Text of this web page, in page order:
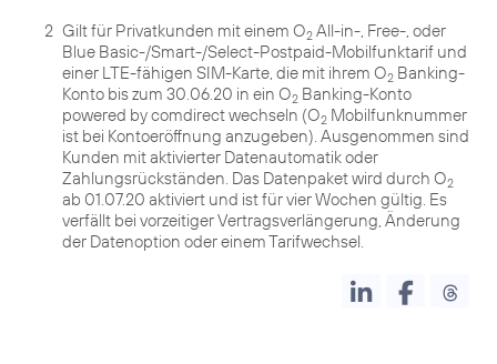
2 Gilt für Privatkunden mit einem O2 All-in-, Free-, oder
Blue Basic-/Smart-/Select-Postpaid-Mobilfunktarif und
einer LTE-fähigen SIM-Karte, die mit ihrem O2 Banking-
Konto bis zum 30.06.20 in ein O2 Banking-Konto
powered by comdirect wechseln (O2 Mobilfunknummer
ist bei Kontoeröffnung anzugeben). Ausgenommen sind
Kunden mit aktivierter Datenautomatik oder
Zahlungsrückständen. Das Datenpaket wird durch O2
ab 01.07.20 aktiviert und ist für vier Wochen gültig. Es
verfällt bei vorzeitiger Vertragsverlängerung, Änderung
der Datenoption oder einem Tarifwechsel.